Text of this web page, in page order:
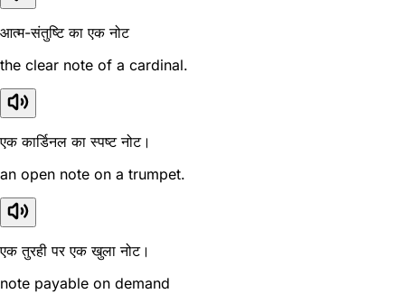
आत्म-संतुष्टि का एक नोट
the clear note of a cardinal.
एक कार्डिनल का स्पष्ट नोट।
an open note on a trumpet.
एक तुरही पर एक खुला नोट।
note payable on demand